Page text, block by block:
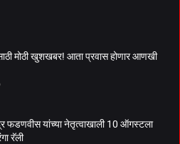
मोठी खुशखबर! आता प्रवास होणार आणखी
फडणवीस यांच्या नेतृत्वाखाली 10 ऑगस्टला
रॅली